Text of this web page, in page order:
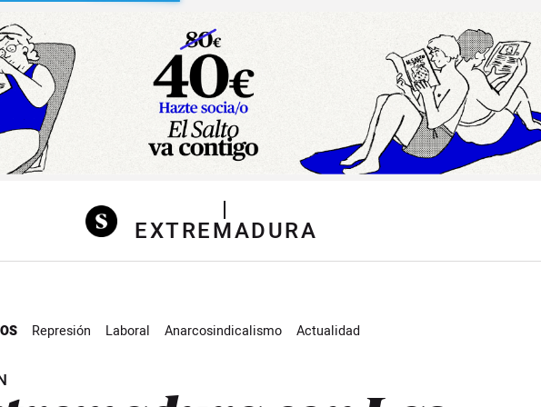
|
EXTREMADURA
Represión Laboral Anarcosindicalismo Actualidad